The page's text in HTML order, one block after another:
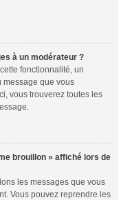
à un modérateur ?
fonctionnalité, un
message que vous
vous trouverez toutes les
brouillon » affiché lors de
les messages que vous
Vous pouvez reprendre les